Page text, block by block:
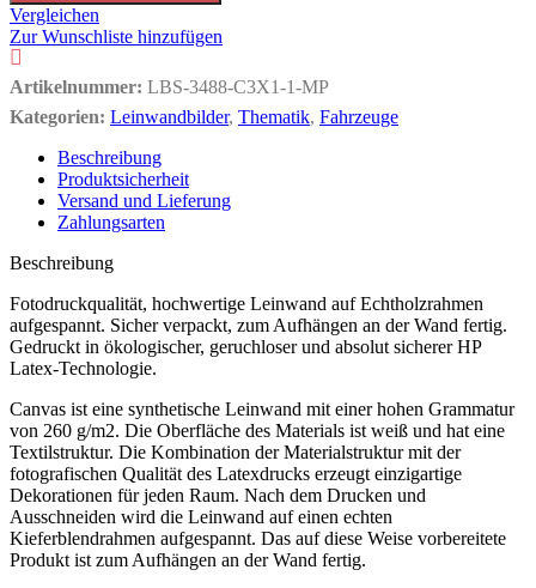
Vergleichen
Zur Wunschliste hinzufügen
Artikelnummer: LBS-3488-C3X1-1-MP
Kategorien: Leinwandbilder, Thematik, Fahrzeuge
Beschreibung
Produktsicherheit
Versand und Lieferung
Zahlungsarten
Beschreibung
Fotodruckqualität, hochwertige Leinwand auf Echtholzrahmen
aufgespannt. Sicher verpackt, zum Aufhängen an der Wand fertig.
Gedruckt in ökologischer, geruchloser und absolut sicherer HP
Latex-Technologie.
Canvas ist eine synthetische Leinwand mit einer hohen Grammatur
von 260 g/m2. Die Oberfläche des Materials ist weiß und hat eine
Textilstruktur. Die Kombination der Materialstruktur mit der
fotografischen Qualität des Latexdrucks erzeugt einzigartige
Dekorationen für jeden Raum. Nach dem Drucken und
Ausschneiden wird die Leinwand auf einen echten
Kieferblendrahmen aufgespannt. Das auf diese Weise vorbereitete
Produkt ist zum Aufhängen an der Wand fertig.